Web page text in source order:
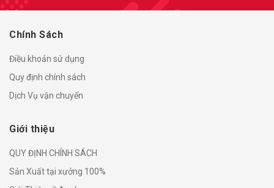
Chính Sách
Điều khoản sử dụng
Quy định chính sách
Dịch Vụ vận chuyển
Giới thiệu
QUY ĐỊNH CHÍNH SÁCH
Sản Xuất tại xưởng 100%